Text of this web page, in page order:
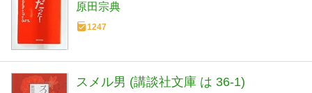
原田宗典
1247
スメル男 (講談社文庫 は 36-1)